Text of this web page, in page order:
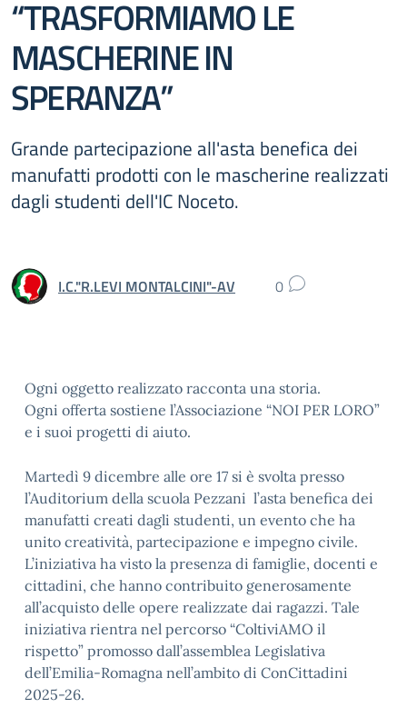
“TRASFORMIAMO LE
MASCHERINE IN
SPERANZA”
Grande partecipazione all'asta benefica dei
manufatti prodotti con le mascherine realizzati
dagli studenti dell'IC Noceto.
I.C."R.LEVI MONTALCINI"-AV 0
Ogni oggetto realizzato racconta una storia.
Ogni offerta sostiene l’Associazione “NOI PER LORO”
e i suoi progetti di aiuto.
Martedì 9 dicembre alle ore 17 si è svolta presso
l’Auditorium della scuola Pezzani l’asta benefica dei
manufatti creati dagli studenti, un evento che ha
unito creatività, partecipazione e impegno civile.
L’iniziativa ha visto la presenza di famiglie, docenti e
cittadini, che hanno contribuito generosamente
all’acquisto delle opere realizzate dai ragazzi. Tale
iniziativa rientra nel percorso “ColtiviAMO il
rispetto” promosso dall’assemblea Legislativa
dell’Emilia-Romagna nell’ambito di ConCittadini
2025-26.